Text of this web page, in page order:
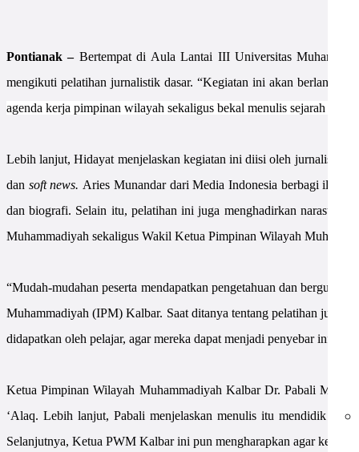
Pontianak – Bertempat di Aula Lantai III Universitas
mengikuti pelatihan jurnalistik dasar. “Kegiatan ini akan
agenda kerja pimpinan wilayah sekaligus bekal menulis sejarah
Lebih lanjut, Hidayat menjelaskan kegiatan ini diisi oleh jurnalis
dan soft news. Aries Munandar dari Media Indonesia berbagi ilmu
dan biografi. Selain itu, pelatihan ini juga menghadirkan
Muhammadiyah sekaligus Wakil Ketua Pimpinan Wilayah
“Mudah-mudahan peserta mendapatkan pengetahuan dan berguna
Muhammadiyah (IPM) Kalbar. Saat ditanya tentang pelatihan
didapatkan oleh pelajar, agar mereka dapat menjadi penyebar
Ketua Pimpinan Wilayah Muhammadiyah Kalbar Dr. Pabali Musa
‘Alaq. Lebih lanjut, Pabali menjelaskan menulis itu mendidik tiga
Selanjutnya, Ketua PWM Kalbar ini pun mengharapkan agar